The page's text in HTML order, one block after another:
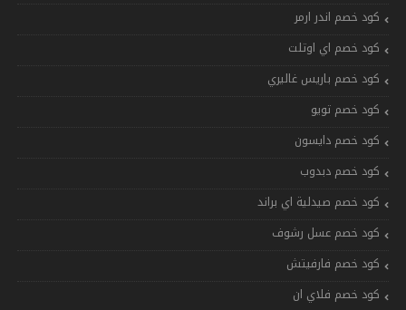
كود خصم اندر ارمر
كود خصم اي اوتلت
كود خصم باريس غاليري
كود خصم تويو
كود خصم دايسون
كود خصم دبدوب
كود خصم صيدلية اي براند
كود خصم عسل رشوف
كود خصم فارفيتش
كود خصم فلاي ان